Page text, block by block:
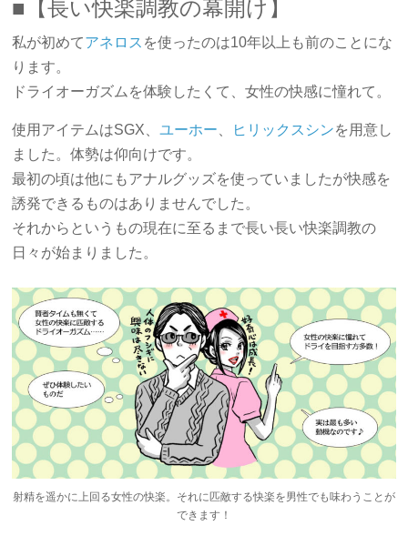
■【長い快楽調教の幕開け】
私が初めてアネロス を使ったのは10年以上も前のことにな
ります。
ドライオーガズムを体験したくて、女性の快感に憧れて。
使用アイテムはSGX、ユーホー ヒリックスシンを用意し
ました。体勢は仰向けです。
最初の頃は他にもアナルグッズを使っていましたが快感を
誘発できるものはありませんでした。
それからというもの現在に至るまで長い長い快楽調教の
日々が始まりました。
射精を遥かに上回る女性の快楽。それに匹敵する快楽を男性でも味わうことが
できます！